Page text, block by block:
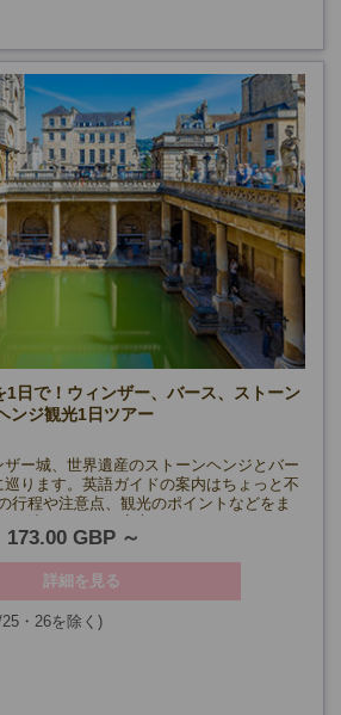
1日で！ウィンザー、バース、ストーン
ンジ観光1日ツアー
ザー城、世界遺産のストーンヘンジとバー
ります。英語ガイドの案内はちょっと不
行程や注意点、観光のポイントなどをま
173.00 GBP
詳細を見る
・26を除く)